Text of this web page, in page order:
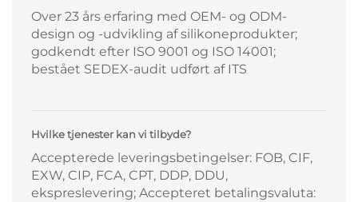
Over 23 års erfaring med OEM- og ODM-
design og -udvikling af silikoneprodukter;
godkendt efter ISO 9001 og ISO 14001;
bestået SEDEX-audit udført af ITS
Hvilke tjenester kan vi tilbyde?
Accepterede leveringsbetingelser: FOB, CIF,
EXW, CIP, FCA, CPT, DDP, DDU,
ekspreslevering; Accepteret betalingsvaluta: